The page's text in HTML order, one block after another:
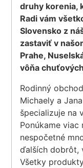
druhy korenia,
Radi vám
Slovensko z
zastaviť v
Prahe,
vôňa
Rodinný
Michaely a
špecializuje na
Ponúkame
nespočetné
ďalších dobrôt,
Všetky